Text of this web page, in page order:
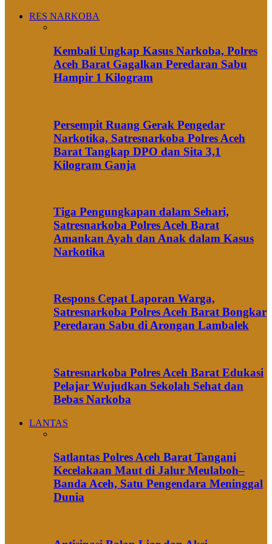
RES NARKOBA
Kembali Ungkap Kasus Narkoba, Polres
Aceh Barat Gagalkan Peredaran Sabu
Hampir 1 Kilogram
Persempit Ruang Gerak Pengedar
Narkotika, Satresnarkoba Polres Aceh
Barat Tangkap DPO dan Sita 3,1
Kilogram Ganja
Tiga Pengungkapan dalam Sehari,
Satresnarkoba Polres Aceh Barat
Amankan Ayah dan Anak dalam Kasus
Narkotika
Respons Cepat Laporan Warga,
Satresnarkoba Polres Aceh Barat Bongkar
Peredaran Sabu di Arongan Lambalek
Satresnarkoba Polres Aceh Barat Edukasi
Pelajar Wujudkan Sekolah Sehat dan
Bebas Narkoba
LANTAS
Satlantas Polres Aceh Barat Tangani
Kecelakaan Maut di Jalur Meulaboh–
Banda Aceh, Satu Pengendara Meninggal
Dunia